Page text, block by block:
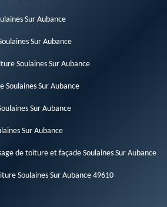
Sur Aubance
Sur Aubance
Soulaines Sur Aubance
Soulaines Sur Aubance
Sur Aubance
Sur Aubance
de toiture et façade Soulaines Sur Aubance
Soulaines Sur Aubance 49610